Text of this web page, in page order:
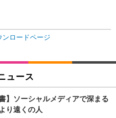
疲れない ブラック
ェア デスクチェア 疲れない テレ
化バックレスト 30度ロッキング機
レスト ハンガー付き 高反発クッシ
気性メッシュ ゲーミング/勉強/事
ーミングモニター DualSense 充電
ZDM1J）
ト(吸収面:ライトブルー)
ネオ・オムツ L 中型犬用 26枚入
ロードページ
ュース
】ソーシャルメディアで深まる
り遠くの人